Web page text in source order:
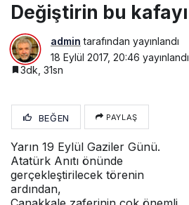
Değiştirin bu kafayı
admin tarafından yayınlandı
18 Eylül 2017, 20:46 yayınlandı
3dk, 31sn
BEĞEN PAYLAŞ
Yarın 19 Eylül Gaziler Günü.
Atatürk Anıtı önünde
gerçekleştirilecek törenin
ardından,